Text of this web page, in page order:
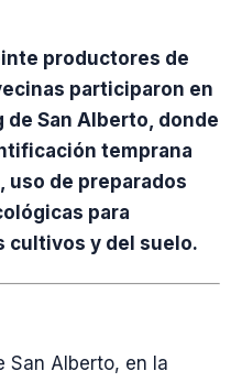
productores de
participaron en
de San Alberto, donde
temprana
uso de preparados
para
cultivos y del suelo.
San Alberto, en la